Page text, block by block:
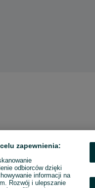
zapewnienia:
odbiorców dzięki
informacji na
Rozwój i ulepszanie